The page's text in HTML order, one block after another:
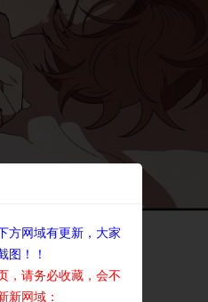
方网域有更新，大家
图！！
，请务必收藏，会不
新网域：